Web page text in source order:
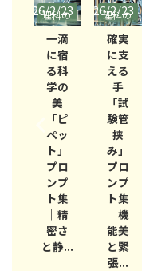
理科の
実験道
具
2026/2/23
一滴
に宿
る科
学の
美
「ピ
ペッ
ト」
プロ
ンプ
ト集
｜精
密さ
と静...
理科の
実験道
具
2026/2/23
確実
に支
える
手
「試
験管
挟
み」
プロ
ンプ
ト集
｜機
能美
と緊
張...